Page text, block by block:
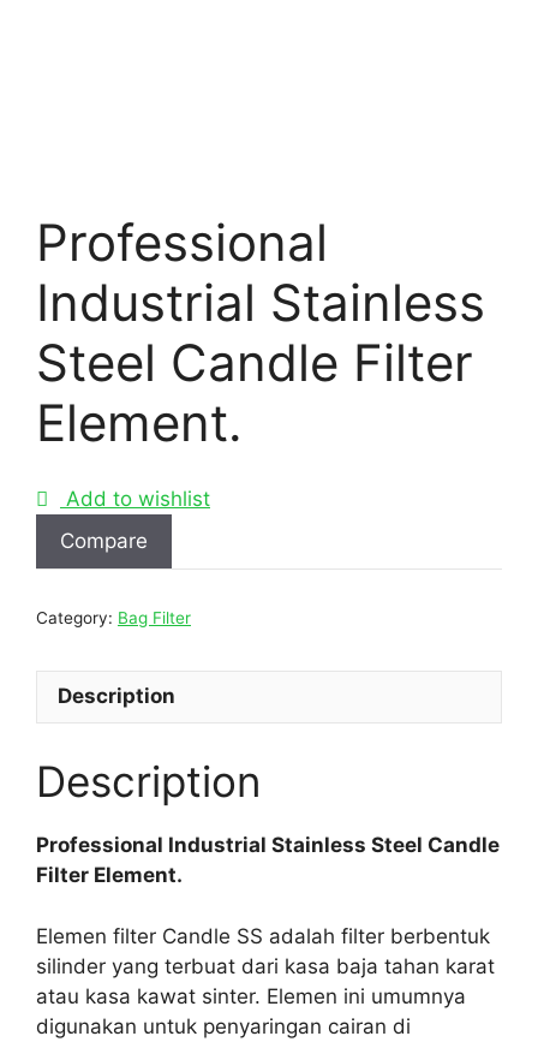
Professional
Industrial Stainless
Steel Candle Filter
Element.
Add to wishlist
Compare
Category: Bag Filter
Description
Description
Professional Industrial Stainless Steel Candle
Filter Element.
Elemen filter Candle SS adalah filter berbentuk
silinder yang terbuat dari kasa baja tahan karat
atau kasa kawat sinter. Elemen ini umumnya
digunakan untuk penyaringan cairan di